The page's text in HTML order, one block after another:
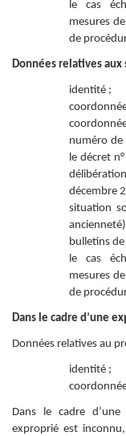
le cas
mesures
de
Données relatives aux
identité ;
numéro de
le décret
décembre
situation
bulletins de
le cas
mesures
de
Dans le cadre d’une
Données relatives au
identité ;
Dans le cadre
exproprié est